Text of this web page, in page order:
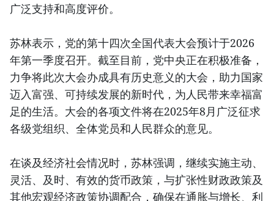
广泛支持和高度评价。
苏林表示，党的第十四次全国代表大会预计于2026
年第一季度召开。截至目前，党中央正在积极准备，
力争将此次大会办成具有历史意义的大会，助力国家
迈入富强、可持续发展的新时代，为人民带来幸福富
足的生活。大会的各项文件将在2025年8月广泛征求
各级党组织、全体党员和人民群众的意见。
在谈及经济社会情况时，苏林强调，继续实施主动、
灵活、及时、有效的货币政策，与扩张性财政政策及
其他宏观经济政策协调配合，确保在通胀与增长、利